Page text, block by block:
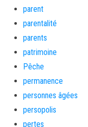
parent
parentalité
parents
patrimoine
Pêche
permanence
personnes âgées
persopolis
pertes